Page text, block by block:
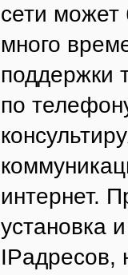
сети
много
поддержки
по
интернет.
установка
IPадресов,